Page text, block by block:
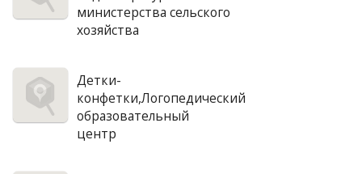
министерства сельского
хозяйства
Детки-
конфетки,Логопедический
образовательный
центр